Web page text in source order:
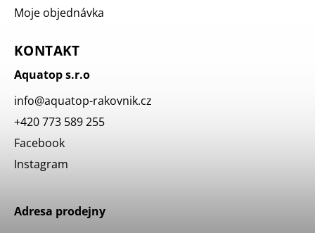
Moje objednávka
KONTAKT
Aquatop s.r.o
info@aquatop-rakovnik.cz
+420 773 589 255
Facebook
Instagram
Adresa prodejny